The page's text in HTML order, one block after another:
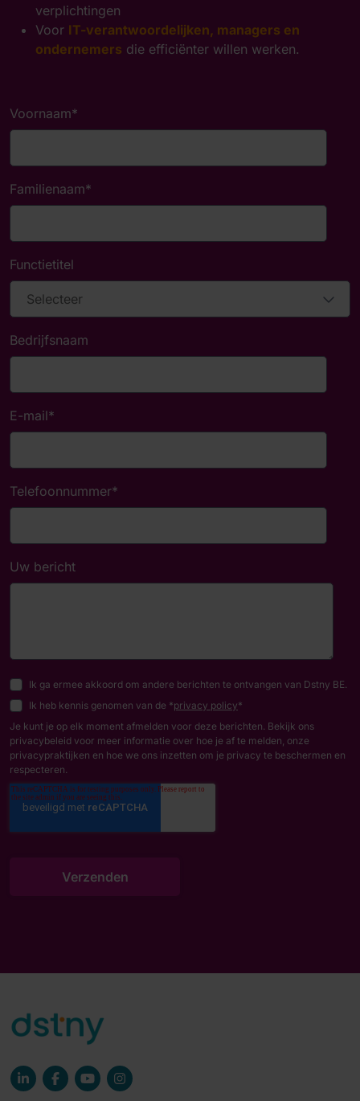
verplichtingen
Voor IT-verantwoordelijken, managers en
ondernemers die efficiënter willen werken.
Voornaam*
Familienaam*
Functietitel
Bedrijfsnaam
E-mail*
Telefoonnummer*
Uw bericht
Ik ga ermee akkoord om andere berichten te ontvangen van Dstny BE.
Ik heb kennis genomen van de *privacy policy*
Je kunt je op elk moment afmelden voor deze berichten. Bekijk ons
privacybeleid voor meer informatie over hoe je af te melden, onze
privacypraktijken en hoe we ons inzetten om je privacy te beschermen en
respecteren.